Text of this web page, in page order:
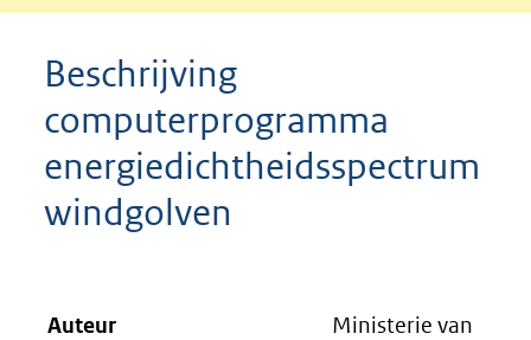
Beschrijving
computerprogramma
energiedichtheidsspectrum
windgolven
Auteur
Ministerie van